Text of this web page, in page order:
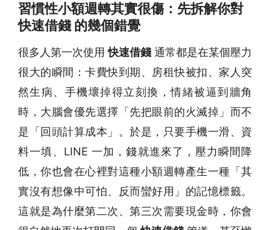
習慣性小額週轉其實很傷：先拆解你對
快速借錢 的幾個錯覺
很多人第一次使用快速借錢 通常都是在某個壓力
很大的瞬間：卡費快到期、房租快被扣、家人突
然生病、手機壞掉得立刻換，情緒被逼到牆角
時，大腦會優先選擇「先把眼前的火滅掉」而不
是「回頭計算成本」。於是，只要手機一滑、資
料一填、LINE 一加，錢就進來了，壓力瞬間降
低，你也會在心裡對這種小額週轉產生一種「其
實沒有想像中可怕、反而蠻好用」的記憶標籤。
這就是為什麼第二次、第三次需要現金時，你會